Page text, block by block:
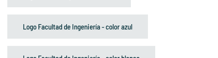
Logo Facultad de Ingeniería - color azul